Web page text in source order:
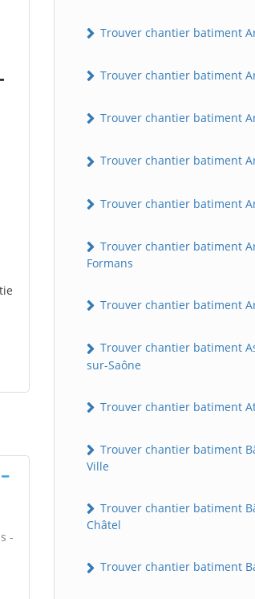
-
Trouver chantier batiment
Trouver chantier batiment
Trouver chantier batiment
Trouver chantier batiment
Trouver chantier batiment
Trouver chantier batiment
Formans
Trouver chantier batiment
Trouver chantier batiment
sur-Saône
Trouver chantier batiment
Trouver chantier batiment
Ville
Trouver chantier batiment
Châtel
Trouver chantier batiment